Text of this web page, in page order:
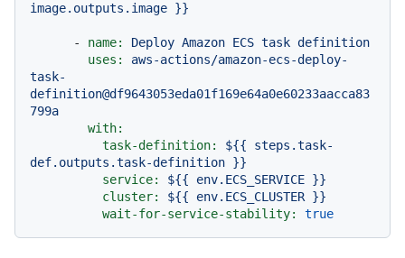
image.outputs.image }}
- name: Deploy Amazon ECS task definition
uses:
aws-actions/amazon-ecs-deploy-
task-
definition@df9643053eda01f169e64a0e60233aacca83
799a
with:
task-definition:
${{
steps.task-
def.outputs.task-definition }}
service:
${{ env.ECS_SERVICE }}
cluster:
${{ env.ECS_CLUSTER }}
wait-for-service-stability:
true